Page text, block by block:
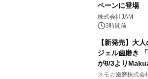
ペーンに登場
GR 4車種の
メニューが展開
株式会社JAM
3時間前
【新発売】大
ジェル歯磨き
が8/3より
始！
スモカ歯磨株式会